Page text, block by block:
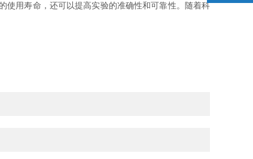
用寿命，还可以提高实验的准确性和可靠性。随着科